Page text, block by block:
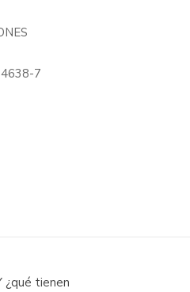
7
¿qué tienen